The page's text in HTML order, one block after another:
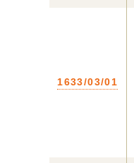
1633/03/01